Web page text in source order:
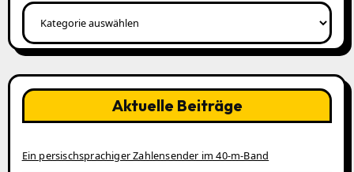
Themen
Aktuelle Beiträge
Ein persischsprachiger Zahlensender im 40‑m‑Band